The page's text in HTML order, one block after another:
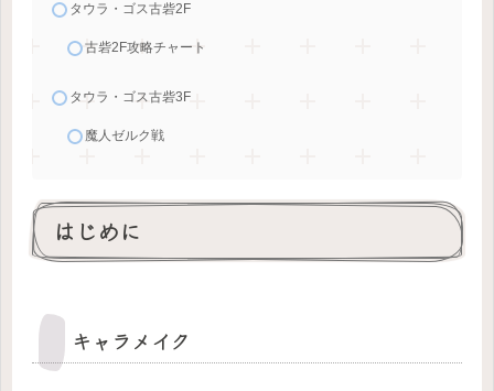
タウラ・ゴス古砦2F
古砦2F攻略チャート
タウラ・ゴス古砦3F
魔人ゼルク戦
はじめに
キャラメイク